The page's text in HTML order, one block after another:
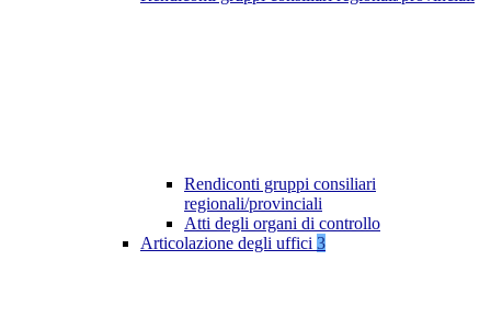
Rendiconti gruppi consiliari
regionali/provinciali
Atti degli organi di controllo
Articolazione degli uffici 3